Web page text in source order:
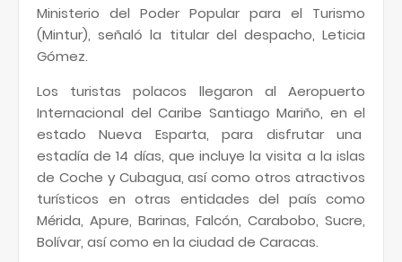
Ministerio del Poder Popular para el Turismo
(Mintur), señaló la titular del despacho, Leticia
Gómez.
Los turistas polacos llegaron al Aeropuerto
Internacional del Caribe Santiago Mariño, en el
estado Nueva Esparta, para disfrutar una
estadía de 14 días, que incluye la visita a la islas
de Coche y Cubagua, así como otros atractivos
turísticos en otras entidades del país como
Mérida, Apure, Barinas, Falcón, Carabobo, Sucre,
Bolívar, así como en la ciudad de Caracas.